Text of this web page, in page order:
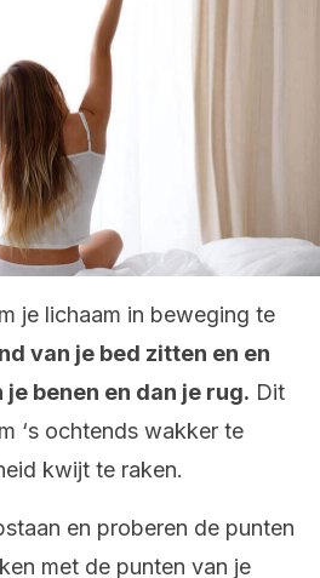
je lichaam in beweging te
van je bed zitten en en
benen en dan je rug. Dit
‘s ochtends wakker te
kwijt te raken.
en proberen de punten
met de punten van je